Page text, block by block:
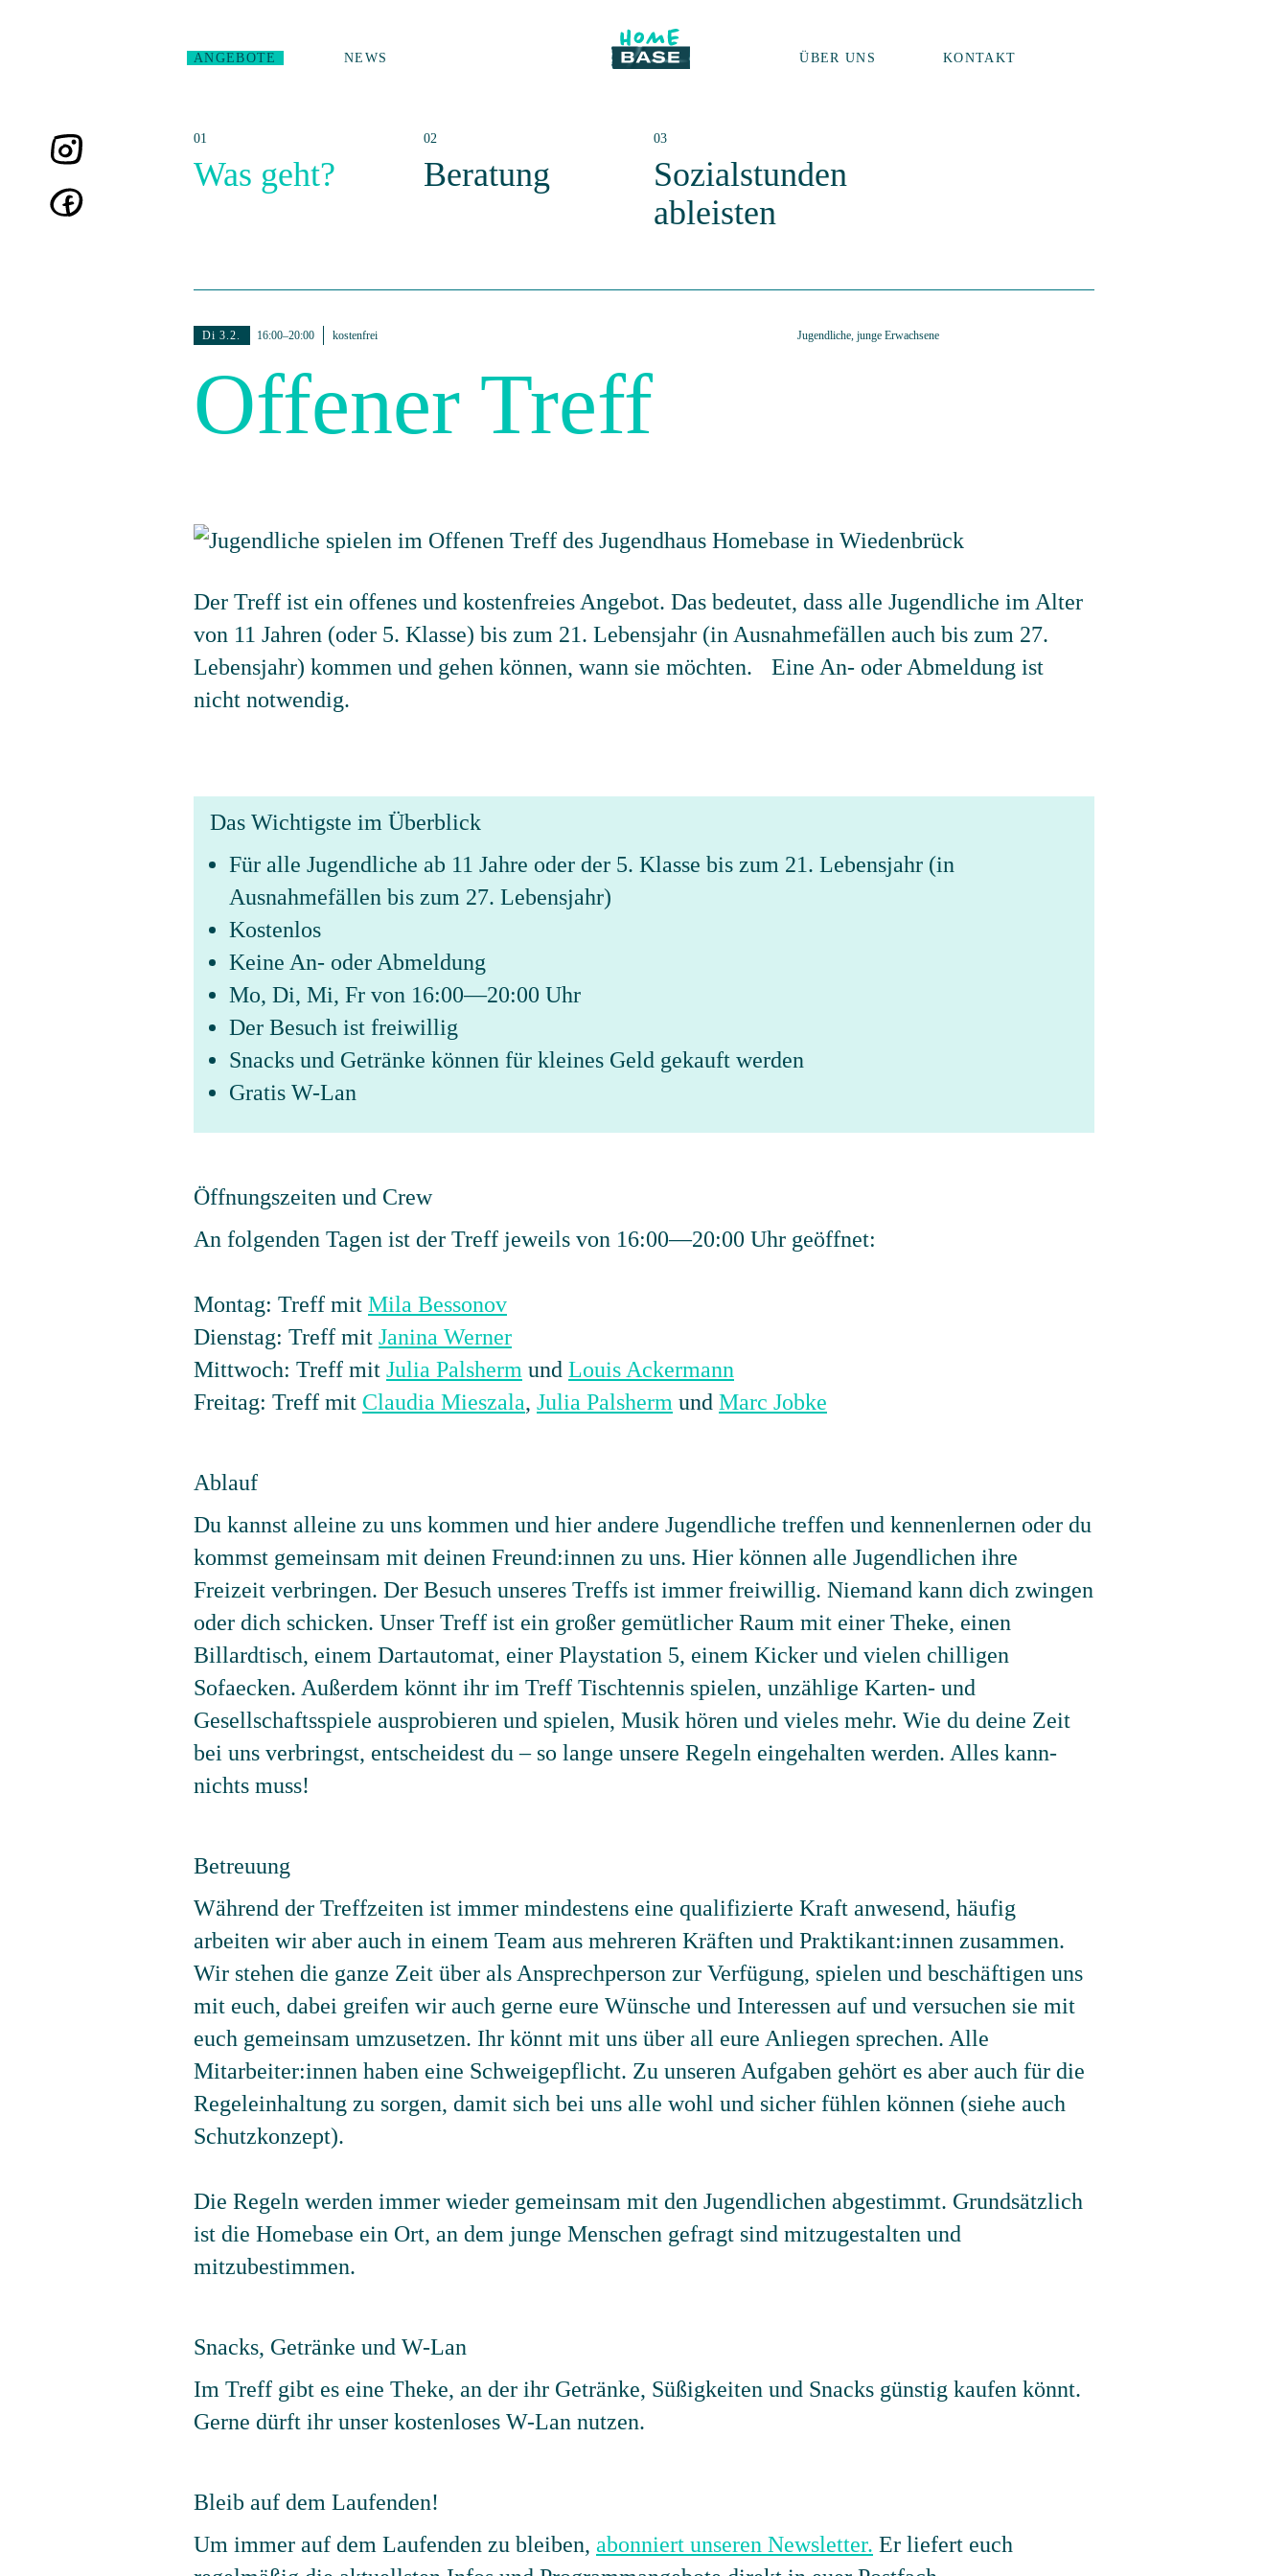
ANGEBOTE NEWS ÜBER UNS KONTAKT
Was geht? Beratung
Sozialstunden
ableisten
Di 3.2. 16:00–20:00 kostenfrei Jugendliche, junge Erwachsene
Offener Treff
Der Treff ist ein offenes und kostenfreies Angebot. Das bedeutet, dass alle Jugendliche im Alter
von 11 Jahren (oder 5. Klasse) bis zum 21. Lebensjahr (in Ausnahmefällen auch bis zum 27.
Lebensjahr) kommen und gehen können, wann sie möchten. Eine An- oder Abmeldung ist
nicht notwendig.
Das Wichtigste im Überblick
Für alle Jugendliche ab 11 Jahre oder der 5. Klasse bis zum 21. Lebensjahr (in
Ausnahmefällen bis zum 27. Lebensjahr)
Kostenlos
Keine An- oder Abmeldung
Mo, Di, Mi, Fr von 16:00—20:00 Uhr
Der Besuch ist freiwillig
Snacks und Getränke können für kleines Geld gekauft werden
Gratis W-Lan
Öffnungszeiten und Crew
An folgenden Tagen ist der Treff jeweils von 16:00—20:00 Uhr geöffnet:
Montag: Treff mit Mila Bessonov
Dienstag: Treff mit Janina Werner
Mittwoch: Treff mit Julia Palsherm und Louis Ackermann
Freitag: Treff mit Claudia Mieszala, Julia Palsherm und Marc Jobke
Ablauf
Du kannst alleine zu uns kommen und hier andere Jugendliche treffen und kennenlernen oder du
kommst gemeinsam mit deinen Freund:innen zu uns. Hier können alle Jugendlichen ihre
Freizeit verbringen. Der Besuch unseres Treffs ist immer freiwillig. Niemand kann dich zwingen
oder dich schicken. Unser Treff ist ein großer gemütlicher Raum mit einer Theke, einen
Billardtisch, einem Dartautomat, einer Playstation 5, einem Kicker und vielen chilligen
Sofaecken. Außerdem könnt ihr im Treff Tischtennis spielen, unzählige Karten- und
Gesellschaftsspiele ausprobieren und spielen, Musik hören und vieles mehr. Wie du deine Zeit
bei uns verbringst, entscheidest du – so lange unsere Regeln eingehalten werden. Alles kann-
nichts muss!
Betreuung
Während der Treffzeiten ist immer mindestens eine qualifizierte Kraft anwesend, häufig
arbeiten wir aber auch in einem Team aus mehreren Kräften und Praktikant:innen zusammen.
Wir stehen die ganze Zeit über als Ansprechperson zur Verfügung, spielen und beschäftigen uns
mit euch, dabei greifen wir auch gerne eure Wünsche und Interessen auf und versuchen sie mit
euch gemeinsam umzusetzen. Ihr könnt mit uns über all eure Anliegen sprechen. Alle
Mitarbeiter:innen haben eine Schweigepflicht. Zu unseren Aufgaben gehört es aber auch für die
Regeleinhaltung zu sorgen, damit sich bei uns alle wohl und sicher fühlen können (siehe auch
Schutzkonzept).
Die Regeln werden immer wieder gemeinsam mit den Jugendlichen abgestimmt. Grundsätzlich
ist die Homebase ein Ort, an dem junge Menschen gefragt sind mitzugestalten und
mitzubestimmen.
Snacks, Getränke und W-Lan
Im Treff gibt es eine Theke, an der ihr Getränke, Süßigkeiten und Snacks günstig kaufen könnt.
Gerne dürft ihr unser kostenloses W-Lan nutzen.
Bleib auf dem Laufenden!
Um immer auf dem Laufenden zu bleiben, abonniert unseren Newsletter. Er liefert euch